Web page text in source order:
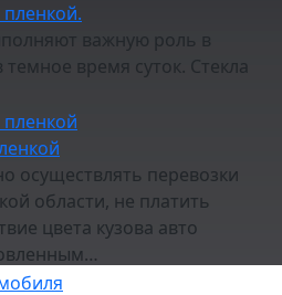
важную роль в
время суток. Стекла
осуществлять перевозки
области, не платить
цвета кузова авто